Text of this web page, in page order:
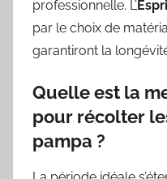
professionnelle. L’
par le choix de
garantiront la
Quelle est la
pour récolter
pampa ?